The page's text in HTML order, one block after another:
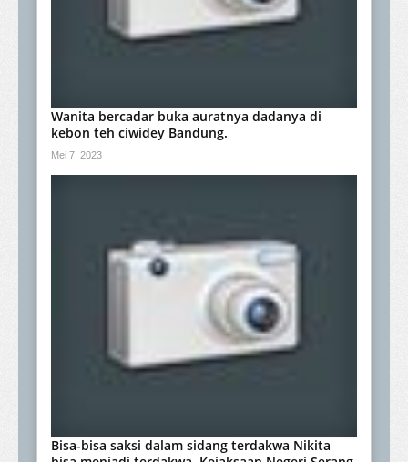
Wanita bercadar buka auratnya dadanya di
kebon teh ciwidey Bandung.
Mei 7, 2023
Bisa-bisa saksi dalam sidang terdakwa Nikita